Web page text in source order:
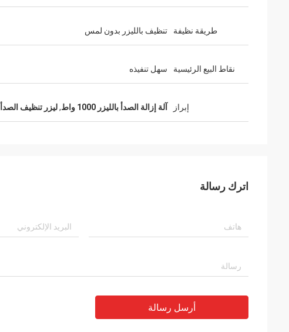
شكرًا على التعبئة والتغليف. تم تصميم العبوات
الخاصة بك جيدًا وإعدادها بعناية.
طريقة نظيفة تنظيف بالليزر بدون لمس
نقاط البيع الرئيسية سهل تنفيذه
إبراز آلة إزالة الصدأ بالليزر 1000 واط ,ليزر تنظيف الصدأ 100 واط
اترك رسالة
أرسل رسالة